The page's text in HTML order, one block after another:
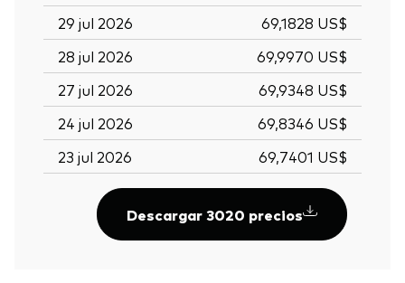
29 jul 2026
69,1828 US$
28 jul 2026
69,9970 US$
27 jul 2026
69,9348 US$
24 jul 2026
69,8346 US$
23 jul 2026
69,7401 US$
Descargar 3020 precios